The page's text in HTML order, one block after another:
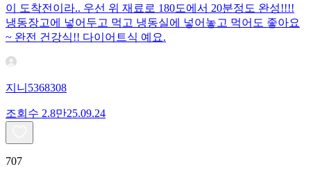
이 도착전이라.. 우선 위 재료로 180도에서 20분정도 완성!!!!
냉동장고에 넣어두고 먹고 냉동실에 넣어놓고 먹어도 좋아요
~ 완전 건강식!! 다이어트식 예요.
지니5368308
조회수 2.8만25.09.24
707